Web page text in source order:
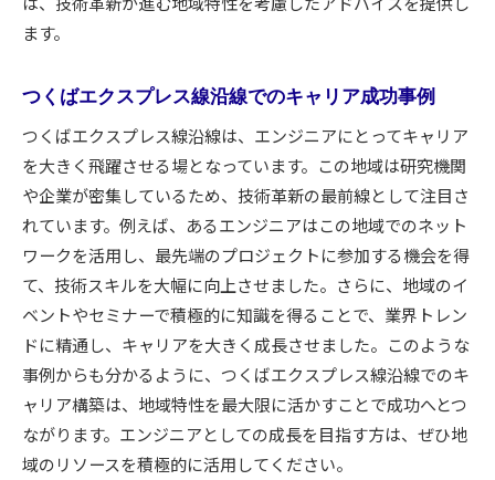
ます。
つくばエクスプレス線沿線でのキャリア成功事例
つくばエクスプレス線沿線は、エンジニアにとってキャリア
を大きく飛躍させる場となっています。この地域は研究機関
や企業が密集しているため、技術革新の最前線として注目さ
れています。例えば、あるエンジニアはこの地域でのネット
ワークを活用し、最先端のプロジェクトに参加する機会を得
て、技術スキルを大幅に向上させました。さらに、地域のイ
ベントやセミナーで積極的に知識を得ることで、業界トレン
ドに精通し、キャリアを大きく成長させました。このような
事例からも分かるように、つくばエクスプレス線沿線でのキ
ャリア構築は、地域特性を最大限に活かすことで成功へとつ
ながります。エンジニアとしての成長を目指す方は、ぜひ地
域のリソースを積極的に活用してください。